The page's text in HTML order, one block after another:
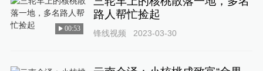
00:53
路人帮忙捡起
锋线视频 2023-03-30